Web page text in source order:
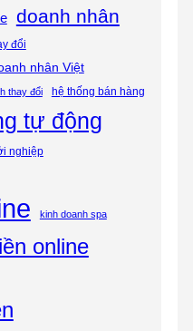
doanh nhân
đổi
nhân Việt
thay đổi hệ thống bán hàng
tự động
nghiệp
kinh doanh spa
online